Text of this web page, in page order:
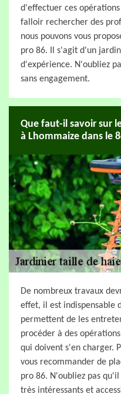
d'effectuer ces
falloir rechercher des
nous pouvons vous
pro 86. Il s'agit d'un
d'expérience. N'oubliez
sans engagement.
Que faut-il savoir sur
à Lhommaize dans le
De nombreux travaux
effet, il est indispensable
permettent de les
procéder à des
qui doivent s'en charger.
vous recommander de
pro 86. N'oubliez pas
très intéressants et